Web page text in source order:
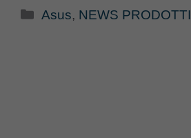
Categorie
Asus, NEWS PRODOTTI